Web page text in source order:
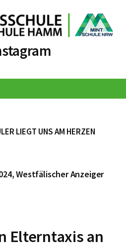
LIEGT UNS AM HERZEN
Westfälischer Anzeiger
Elterntaxis an